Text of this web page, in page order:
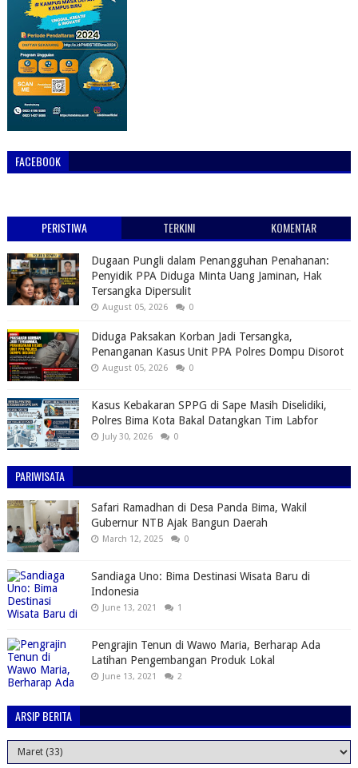
FACEBOOK
PERISTIWA TERKINI KOMENTAR
Dugaan Pungli dalam Penangguhan Penahanan:
Penyidik PPA Diduga Minta Uang Jaminan, Hak
Tersangka Dipersulit
August 05, 2026 0
Diduga Paksakan Korban Jadi Tersangka,
Penanganan Kasus Unit PPA Polres Dompu Disorot
August 05, 2026 0
Kasus Kebakaran SPPG di Sape Masih Diselidiki,
Polres Bima Kota Bakal Datangkan Tim Labfor
July 30, 2026 0
PARIWISATA
Safari Ramadhan di Desa Panda Bima, Wakil
Gubernur NTB Ajak Bangun Daerah
March 12, 2025 0
Sandiaga Uno: Bima Destinasi Wisata Baru di
Indonesia
June 13, 2021 1
Pengrajin Tenun di Wawo Maria, Berharap Ada
Latihan Pengembangan Produk Lokal
June 13, 2021 2
ARSIP BERITA